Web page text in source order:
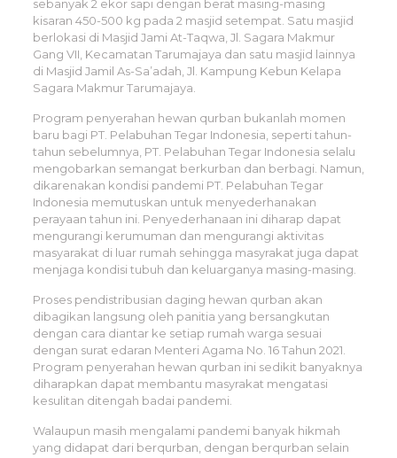
sebanyak 2 ekor sapi dengan berat masing-masing
kisaran 450-500 kg pada 2 masjid setempat. Satu masjid
berlokasi di Masjid Jami At-Taqwa, Jl. Sagara Makmur
Gang VII, Kecamatan Tarumajaya dan satu masjid lainnya
di Masjid Jamil As-Sa’adah, Jl. Kampung Kebun Kelapa
Sagara Makmur Tarumajaya.
Program penyerahan hewan qurban bukanlah momen
baru bagi PT. Pelabuhan Tegar Indonesia, seperti tahun-
tahun sebelumnya, PT. Pelabuhan Tegar Indonesia selalu
mengobarkan semangat berkurban dan berbagi. Namun,
dikarenakan kondisi pandemi PT. Pelabuhan Tegar
Indonesia memutuskan untuk menyederhanakan
perayaan tahun ini. Penyederhanaan ini diharap dapat
mengurangi kerumuman dan mengurangi aktivitas
masyarakat di luar rumah sehingga masyrakat juga dapat
menjaga kondisi tubuh dan keluarganya masing-masing.
Proses pendistribusian daging hewan qurban akan
dibagikan langsung oleh panitia yang bersangkutan
dengan cara diantar ke setiap rumah warga sesuai
dengan surat edaran Menteri Agama No. 16 Tahun 2021.
Program penyerahan hewan qurban ini sedikit banyaknya
diharapkan dapat membantu masyrakat mengatasi
kesulitan ditengah badai pandemi.
Walaupun masih mengalami pandemi banyak hikmah
yang didapat dari berqurban, dengan berqurban selain